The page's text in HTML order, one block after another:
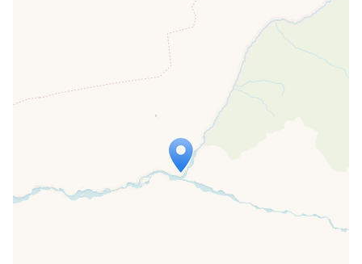
Travelers' Map wird geladen …
Wenn du dies siehst, nachdem deine
Seite vollständig geladen wurde,
fehlen leafletJS-Dateien.